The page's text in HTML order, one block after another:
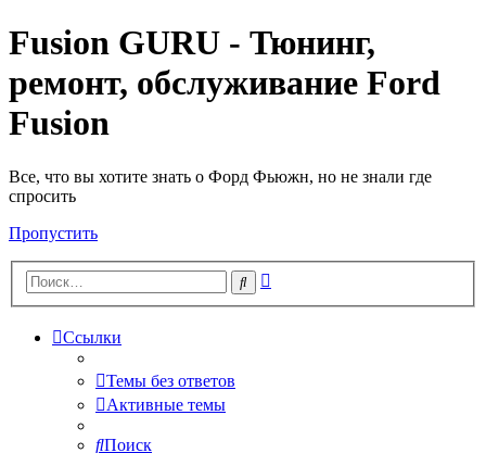
Fusion GURU - Тюнинг,
ремонт, обслуживание Ford
Fusion
Все, что вы хотите знать о Форд Фьюжн, но не знали где
спросить
Пропустить
Поиск
Ссылки
Темы без ответов
Активные темы
Поиск